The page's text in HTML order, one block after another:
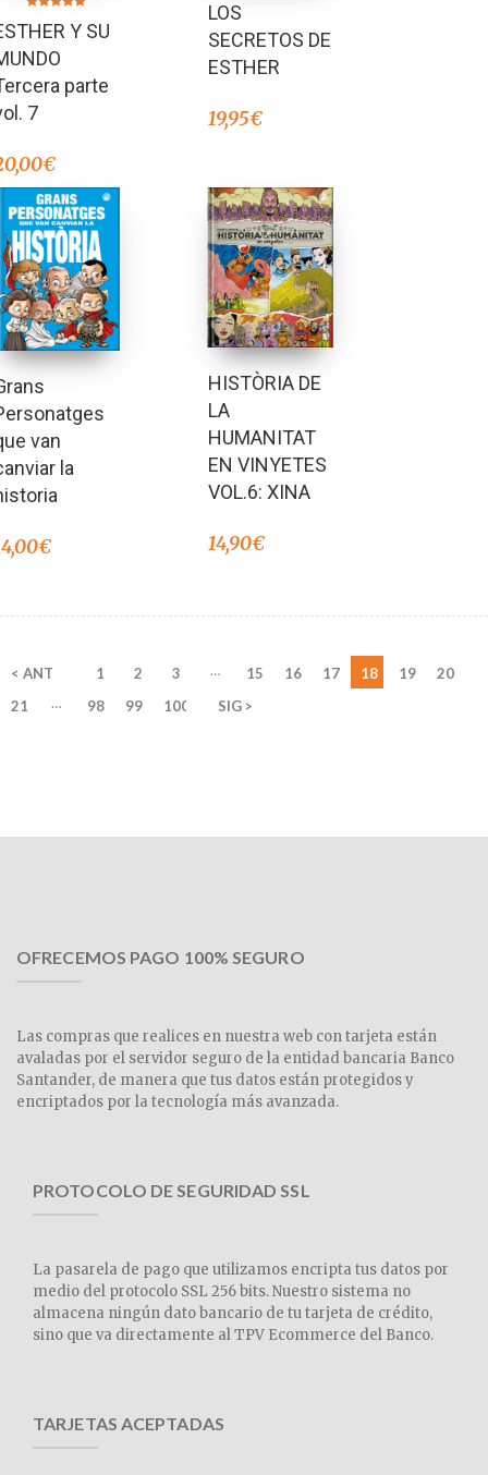
5.00
de 5
Y SU
parte
7
€
LOS
SECRETOS DE
ESTHER
19,95€
van
la
€
HISTÒRIA DE
LA
HUMANITAT
EN VINYETES
VOL.6: XINA
14,90€
< ANT 1 2 3 … 15 16 17 18 19
20
21
… 98 99 100 SIG >
OFRECEMOS PAGO 100% SEGURO
Las compras que realices en nuestra web con tarjeta están
avaladas por el servidor seguro de la entidad bancaria Banco
Santander, de manera que tus datos están protegidos y
encriptados por la tecnología más avanzada.
PROTOCOLO DE SEGURIDAD SSL
La pasarela de pago que utilizamos encripta tus datos por
medio del protocolo SSL 256 bits. Nuestro sistema no
almacena ningún dato bancario de tu tarjeta de crédito,
sino que va directamente al TPV Ecommerce del Banco.
TARJETAS ACEPTADAS